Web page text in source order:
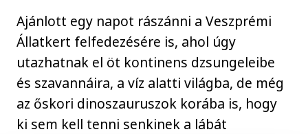
Ajánlott egy napot rászánni a Veszprémi
Állatkert felfedezésére is, ahol úgy
utazhatnak el öt kontinens dzsungeleibe
és szavannáira, a víz alatti világba, de még
az őskori dinoszauruszok korába is, hogy
ki sem kell tenni senkinek a lábát